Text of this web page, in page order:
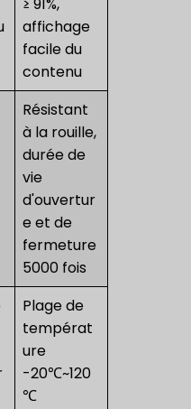
affichage
facile du
contenu
Résistant
à la rouille,
durée de
vie
d'ouvertur
e et de
fermeture
5000 fois
Plage de
températ
ure
-20℃~120
℃